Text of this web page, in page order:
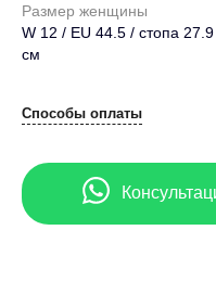
Размер женщины
W 12 / EU 44.5 / стопа 27.9
см
Способы оплаты